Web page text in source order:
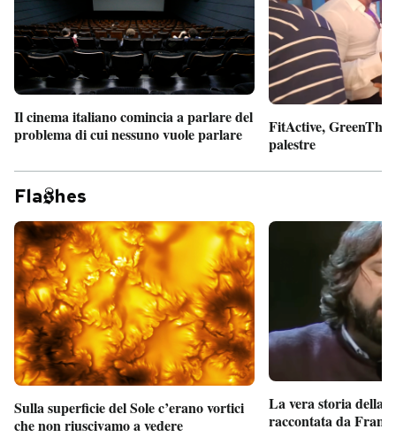
SHOP
CALENDARIO
AREA PERSONALE
Il cinema italiano comincia a parlare del
problema di cui nessuno vuole parlare
FitActive,
palestre
Fla hes
Sulla superficie del Sole c’erano vortici
che non riuscivamo a vedere
La vera storia della
raccontata da